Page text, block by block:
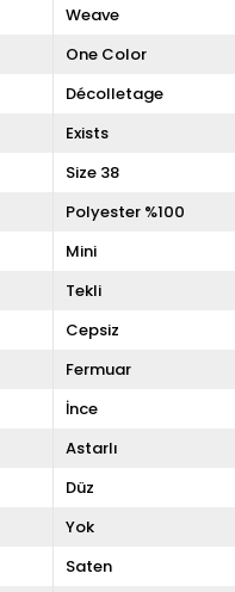
Weave
One Color
Décolletage
Exists
Size 38
Polyester %100
Mini
Tekli
Cepsiz
Fermuar
İnce
Astarlı
Düz
Yok
Saten